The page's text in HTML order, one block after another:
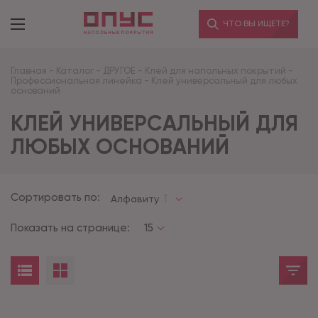
ЧТО ВЫ ИЩЕТЕ?
Главная - Каталог - ДРУГОЕ - Клей для напольных покрытий -
Профессиональная линейка - Клей универсальный для любых
оснований
КЛЕЙ УНИВЕРСАЛЬНЫЙ ДЛЯ
ЛЮБЫХ ОСНОВАНИЙ
Сортировать по: Алфавиту
Показать на странице: 15